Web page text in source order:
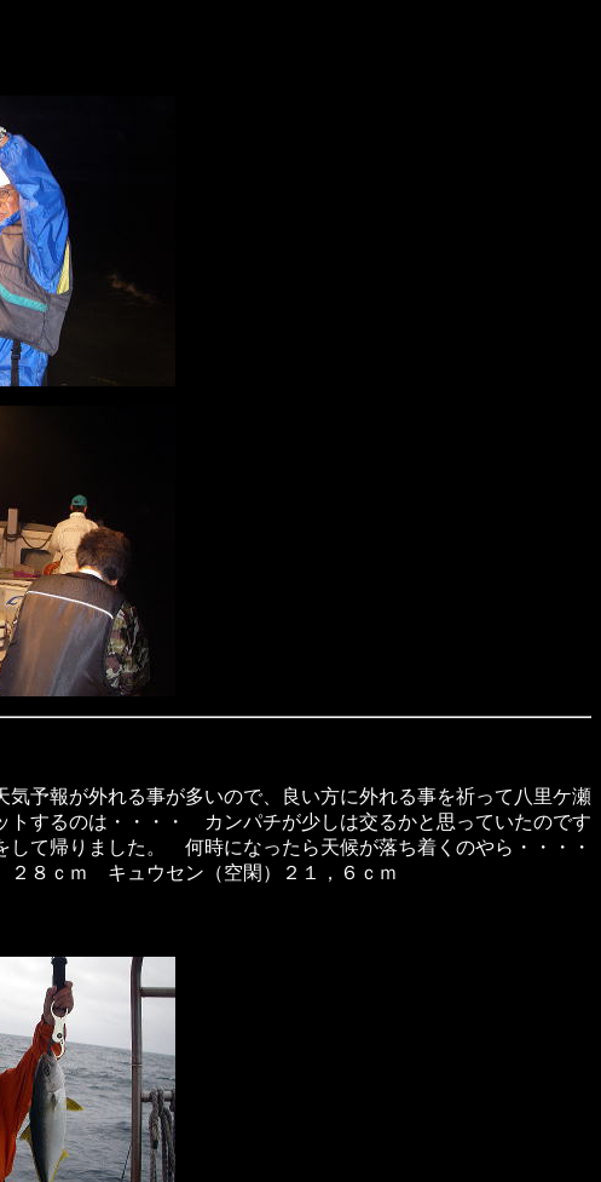
予報が外れる事が多いので、良い方に外れる事を祈って八里ケ瀬
トするのは・・・・ カンパチが少しは交るかと思っていたのです
て帰りました。 何時になったら天候が落ち着くのやら・・・・
８ｃｍ キュウセン（空閑）２１，６ｃｍ